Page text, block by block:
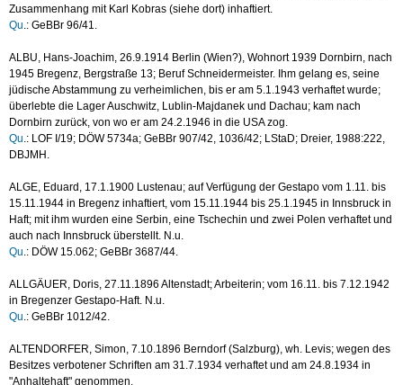
Zusammenhang mit Karl Kobras (siehe dort) inhaftiert.
Qu .: GeBBr 96/41.
ALBU, Hans-Joachim, 26.9.1914 Berlin (Wien?), Wohnort 1939 Dornbirn, nach
1945 Bregenz, Bergstraße 13; Beruf Schneidermeister. Ihm gelang es, seine
jüdische Abstammung zu verheimlichen, bis er am 5.1.1943 verhaftet wurde;
überlebte die Lager Auschwitz, Lublin-Majdanek und Dachau; kam nach
Dornbirn zurück, von wo er am 24.2.1946 in die USA zog.
Qu .: LOF I/19; DÖW 5734a; GeBBr 907/42, 1036/42; LStaD; Dreier, 1988:222,
DBJMH.
ALGE, Eduard, 17.1.1900 Lustenau; auf Verfügung der Gestapo vom 1.11. bis
15.11.1944 in Bregenz inhaftiert, vom 15.11.1944 bis 25.1.1945 in Innsbruck in
Haft; mit ihm wurden eine Serbin, eine Tschechin und zwei Polen verhaftet und
auch nach Innsbruck überstellt. N.u.
Qu .: DÖW 15.062; GeBBr 3687/44.
ALLGÄUER, Doris, 27.11.1896 Altenstadt; Arbeiterin; vom 16.11. bis 7.12.1942
in Bregenzer Gestapo-Haft. N.u.
Qu .: GeBBr 1012/42.
ALTENDORFER, Simon, 7.10.1896 Berndorf (Salzburg), wh. Levis; wegen des
Besitzes verbotener Schriften am 31.7.1934 verhaftet und am 24.8.1934 in
"Anhaltehaft" genommen.